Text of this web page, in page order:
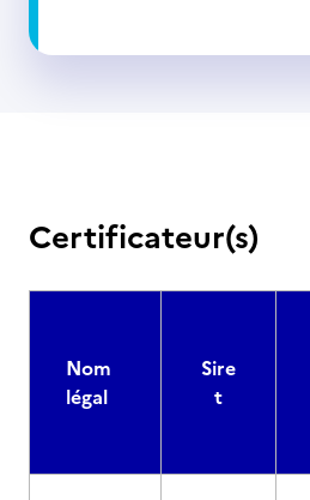
Certificateur(s)
Nom
légal
Sire
t